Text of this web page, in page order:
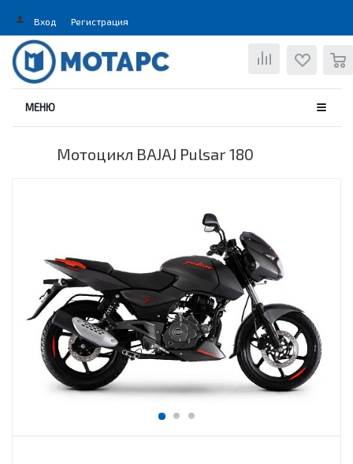
Вход Регистрация
МЕНЮ
Мотоцикл BAJAJ Pulsar 180